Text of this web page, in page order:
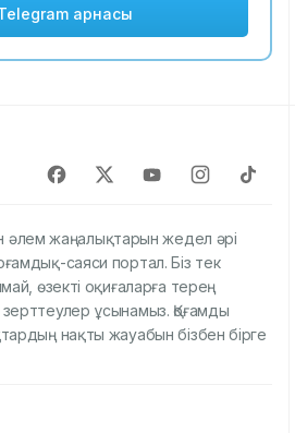
арнасы
әлем жаңалықтарын жедел әрі
саяси портал. Біз тек
өзекті оқиғаларға терең
ұсынамыз. Қоғамды
нақты жауабын бізбен бірге